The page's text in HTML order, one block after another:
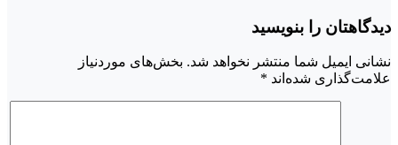
دیدگاهتان را بنویسید
نشانی ایمیل شما منتشر نخواهد شد. بخش‌های موردنیاز
علامت‌گذاری شده‌اند *